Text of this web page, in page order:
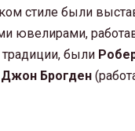
стиле были
ювелирами,
традиции, были
Джон Брогден